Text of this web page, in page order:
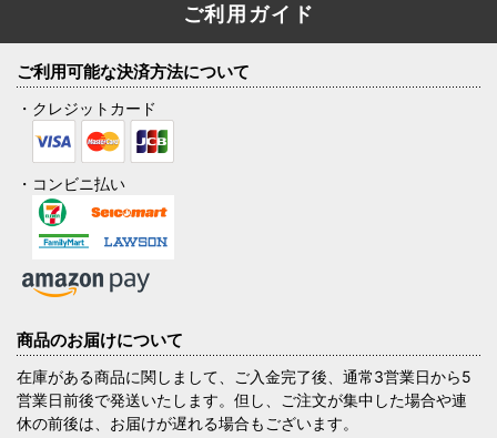
ご利用ガイド
ご利用可能な決済方法について
・クレジットカード
・コンビニ払い
商品のお届けについて
在庫がある商品に関しまして、ご入金完了後、通常3営業日から5
営業日前後で発送いたします。但し、ご注文が集中した場合や連
休の前後は、お届けが遅れる場合もございます。